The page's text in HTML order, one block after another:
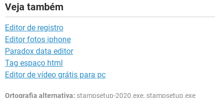
Veja também
Editor de registro
Editor fotos iphone
Paradox data editor
Tag espaço html
Editor de vídeo grátis para pc
Ortografia alternativa: stampsetup-2020.exe, stampsetup.exe